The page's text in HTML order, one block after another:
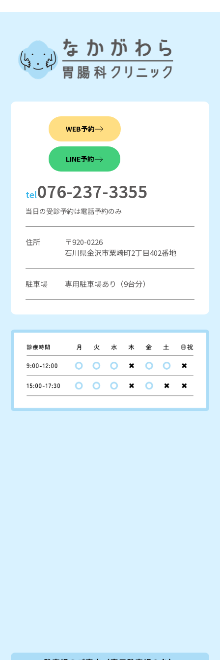
WEB予約
LINE予約
tel076-237-3355
当日の受診予約は電話予約のみ
住所
〒920-0226
石川県金沢市粟崎町2丁目402番地
駐車場 専用駐車場あり（9台分）